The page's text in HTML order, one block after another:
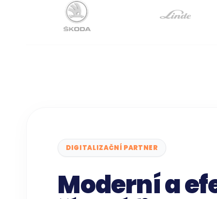
DIGITALIZAČNÍ PARTNER
Moderní a